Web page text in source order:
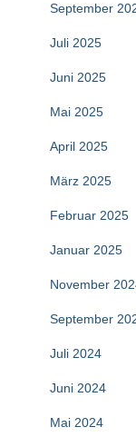
September
Juli 2025
Juni 2025
Mai 2025
April 2025
März 2025
Februar 2025
Januar 2025
November
September
Juli 2024
Juni 2024
Mai 2024